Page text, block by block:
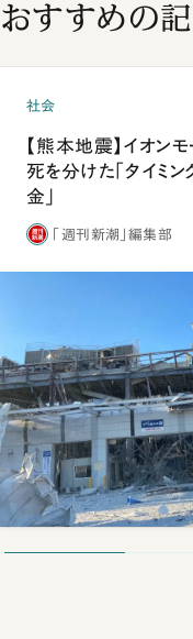
おすすめの
社会
【熊本地震】イオン
死を分けた「タイミン
金」
「週刊新潮」編集部